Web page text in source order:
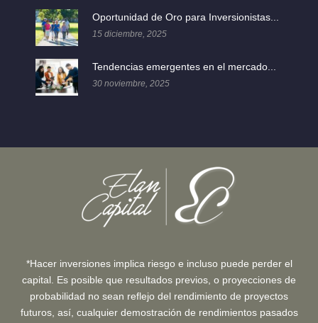
Oportunidad de Oro para Inversionistas...
15 diciembre, 2025
Tendencias emergentes en el mercado...
30 noviembre, 2025
*Hacer inversiones implica riesgo e incluso puede perder el
capital. Es posible que resultados previos, o proyecciones de
probabilidad no sean reflejo del rendimiento de proyectos
futuros, así, cualquier demostración de rendimientos pasados